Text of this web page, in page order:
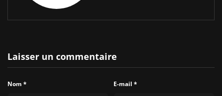
Laisser un commentaire
Nom * E-mail *